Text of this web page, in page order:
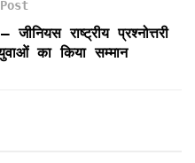
राष्ट्रीय प्रश्नोत्तरी
का किया सम्मान